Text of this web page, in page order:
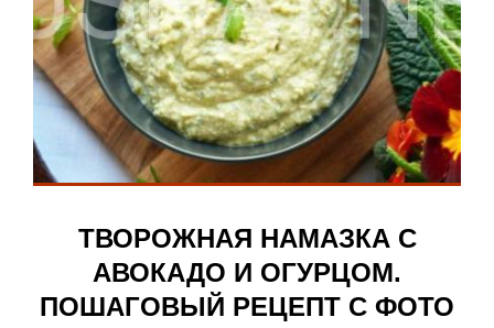
ТВОРОЖНАЯ НАМАЗКА С
АВОКАДО И ОГУРЦОМ.
ПОШАГОВЫЙ РЕЦЕПТ С ФОТО